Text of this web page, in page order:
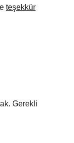
teşekkür
Gerekli